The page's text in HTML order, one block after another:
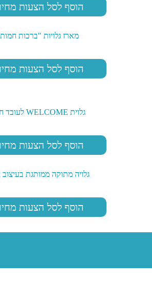
הוסף לסל הצעות
מארז גלויות "ברכות
הוסף לסל הצעות
גלוית WELCOME לעובד חדש
הוסף לסל הצעות
גלויה מתוקה ממותגת בעיצוב
הוסף לסל הצעות